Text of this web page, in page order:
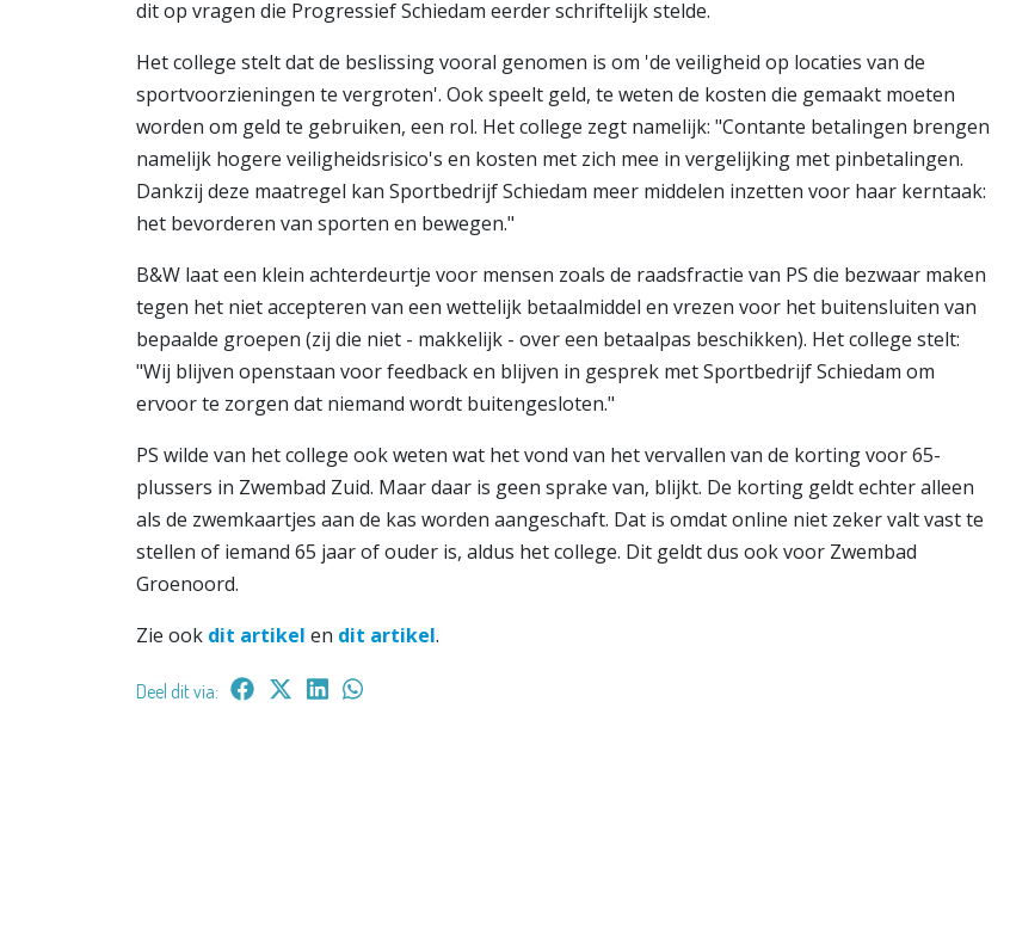
dit op vragen die Progressief Schiedam eerder schriftelijk stelde.
Het college stelt dat de beslissing vooral genomen is om 'de veiligheid op locaties van de
sportvoorzieningen te vergroten'. Ook speelt geld, te weten de kosten die gemaakt moeten
worden om geld te gebruiken, een rol. Het college zegt namelijk: "Contante betalingen brengen
namelijk hogere veiligheidsrisico's en kosten met zich mee in vergelijking met pinbetalingen.
Dankzij deze maatregel kan Sportbedrijf Schiedam meer middelen inzetten voor haar kerntaak:
het bevorderen van sporten en bewegen."
B&W laat een klein achterdeurtje voor mensen zoals de raadsfractie van PS die bezwaar maken
tegen het niet accepteren van een wettelijk betaalmiddel en vrezen voor het buitensluiten van
bepaalde groepen (zij die niet - makkelijk - over een betaalpas beschikken). Het college stelt:
"Wij blijven openstaan voor feedback en blijven in gesprek met Sportbedrijf Schiedam om
ervoor te zorgen dat niemand wordt buitengesloten."
PS wilde van het college ook weten wat het vond van het vervallen van de korting voor 65-
plussers in Zwembad Zuid. Maar daar is geen sprake van, blijkt. De korting geldt echter alleen
als de zwemkaartjes aan de kas worden aangeschaft. Dat is omdat online niet zeker valt vast te
stellen of iemand 65 jaar of ouder is, aldus het college. Dit geldt dus ook voor Zwembad
Groenoord.
Zie ook dit artikel en dit artikel.
Deel dit via: